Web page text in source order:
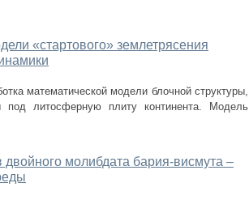
«стартового» землетрясения
математической модели блочной структуры,
под литосферную плиту континента. Модель
молибдата бария-висмута ‒